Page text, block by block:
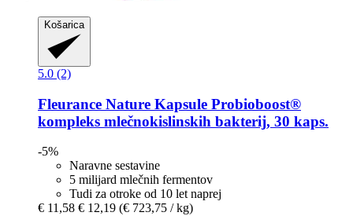
Košarica
5.0 (2)
Fleurance Nature Kapsule Probioboost®
kompleks mlečnokislinskih bakterij, 30 kaps.
-5%
Naravne sestavine
5 milijard mlečnih fermentov
Tudi za otroke od 10 let naprej
€ 11,58 € 12,19 (€ 723,75 / kg)